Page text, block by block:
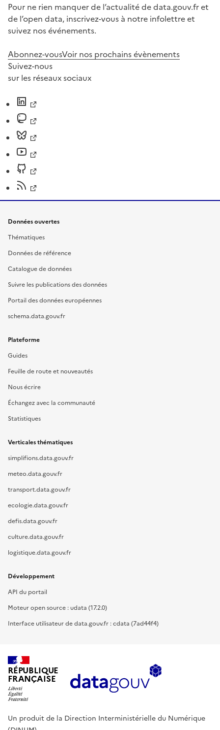
Pour ne rien manquer de l’actualité de data.gouv.fr et
de l’open data, inscrivez-vous à notre infolettre et
suivez nos événements.
Abonnez-vousVoir nos prochains évènements
Suivez-nous
sur les réseaux sociaux
Données ouvertes
Thématiques
Données de référence
Catalogue de données
Suivre les publications des données
Portail des données européennes
schema.data.gouv.fr
Plateforme
Guides
Feuille de route et nouveautés
Nous écrire
Échangez avec la communauté
Statistiques
Verticales thématiques
simplifions.data.gouv.fr
meteo.data.gouv.fr
transport.data.gouv.fr
ecologie.data.gouv.fr
defis.data.gouv.fr
culture.data.gouv.fr
logistique.data.gouv.fr
Développement
API du portail
Moteur open source : udata (17.2.0)
Interface utilisateur de data.gouv.fr : cdata (7ad44f4)
RÉPUBLIQUE
FRANÇAISE
Un produit de la Direction Interministérielle du Numérique